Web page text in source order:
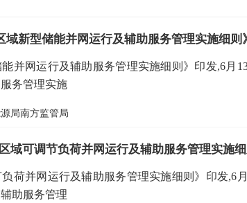
域新型储能并网运行及辅助服务管理实施细则
能并网运行及辅助服务管理实施细则》印发,6月
务管理实施
局南方监管局
域可调节负荷并网运行及辅助服务管理实施
负荷并网运行及辅助服务管理实施细则》印发,6
助服务管理